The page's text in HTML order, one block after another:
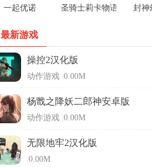
一起优诺 圣骑士莉卡物语安卓手游
封神
最新游戏
操控2汉化版
动作游戏 0.00M
杨戬之降妖二郎神安卓版
动作游戏 0.00M
无限地牢2汉化版
0.00M